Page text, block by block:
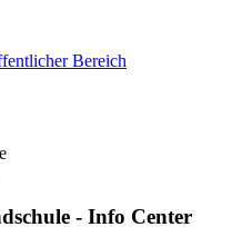
Bereich
- Info Center